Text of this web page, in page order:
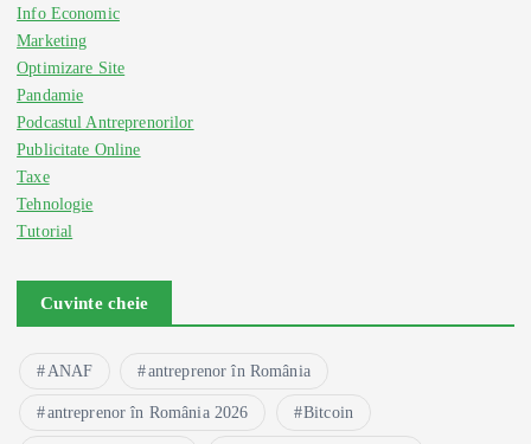
Info Economic
Marketing
Optimizare Site
Pandamie
Podcastul Antreprenorilor
Publicitate Online
Taxe
Tehnologie
Tutorial
Cuvinte cheie
ANAF antreprenor în România
antreprenor în România 2026 Bitcoin